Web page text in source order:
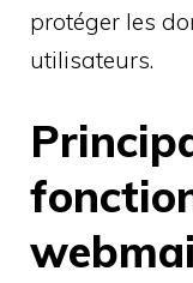
protéger les
utilisateurs.